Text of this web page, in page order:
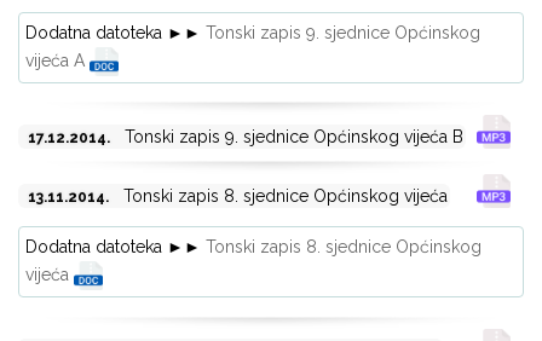
Dodatna datoteka ►► Tonski zapis 9. sjednice Općinskog
vijeća A
17.12.2014. Tonski zapis 9. sjednice Općinskog vijeća B
13.11.2014. Tonski zapis 8. sjednice Općinskog vijeća
Dodatna datoteka ►► Tonski zapis 8. sjednice Općinskog
vijeća